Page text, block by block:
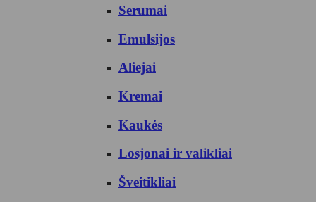
Serumai
Emulsijos
Aliejai
Kremai
Kaukės
Losjonai ir valikliai
Šveitikliai